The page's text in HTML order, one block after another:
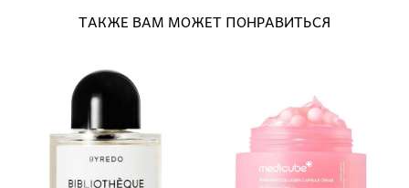
ТАКЖЕ ВАМ МОЖЕТ ПОНРАВИТЬСЯ